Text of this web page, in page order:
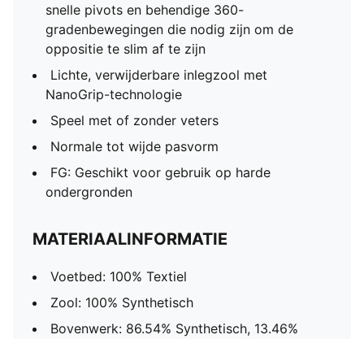
snelle pivots en behendige 360-
gradenbewegingen die nodig zijn om de
oppositie te slim af te zijn
Lichte, verwijderbare inlegzool met
NanoGrip-technologie
Speel met of zonder veters
Normale tot wijde pasvorm
FG: Geschikt voor gebruik op harde
ondergronden
MATERIAALINFORMATIE
Voetbed: 100% Textiel
Zool: 100% Synthetisch
Bovenwerk: 86.54% Synthetisch, 13.46%